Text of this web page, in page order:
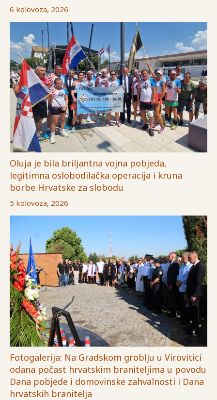
6 kolovoza, 2026
Oluja je bila briljantna vojna pobjeda,
legitimna oslobodilačka operacija i kruna
borbe Hrvatske za slobodu
5 kolovoza, 2026
Fotogalerija: Na Gradskom groblju u Virovitici
odana počast hrvatskim braniteljima u povodu
Dana pobjede i domovinske zahvalnosti i Dana
hrvatskih branitelja